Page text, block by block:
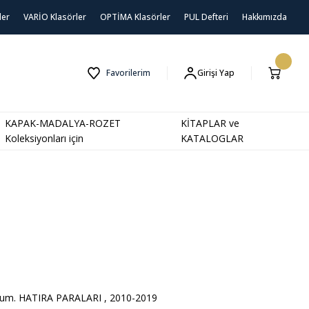
VARİO Klasörler OPTİMA Klasörler PUL Defteri Hakkımızda
Favorilerim Girişi Yap
KAPAK-MADALYA-ROZET
Koleksiyonları için
KİTAPLAR ve
KATALOGLAR
HATIRA PARALARI , 2010-2019